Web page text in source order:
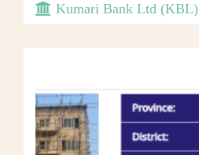
Kumari Bank Ltd (KBL)